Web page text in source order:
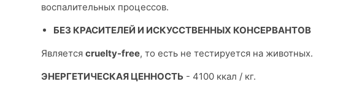
воспалительных процессов.
БЕЗ КРАСИТЕЛЕЙ И ИСКУССТВЕННЫХ КОНСЕРВАНТОВ
Является cruelty-free, то есть не тестируется на животных.
ЭНЕРГЕТИЧЕСКАЯ ЦЕННОСТЬ - 4100 ккал / кг.